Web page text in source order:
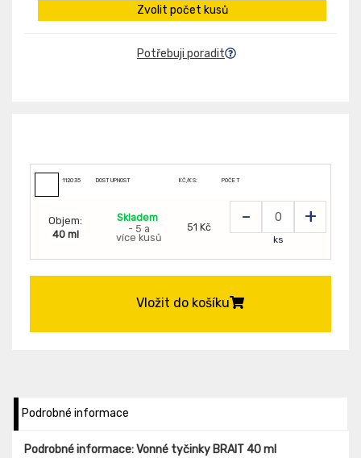
Zvolit počet kusů
Potřebuji poradit
112035 DOSTUPNOST KČ/KS: POČET
Objem:
40 ml
Skladem
- 5 a
více kusů
51 Kč - +
ks
Vložit do košíku
Podrobné informace
Podrobné informace: Vonné tyčinky BRAIT 40 ml